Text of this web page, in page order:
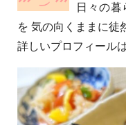
日々の
を 気の向くままに徒
詳しいプロフィール